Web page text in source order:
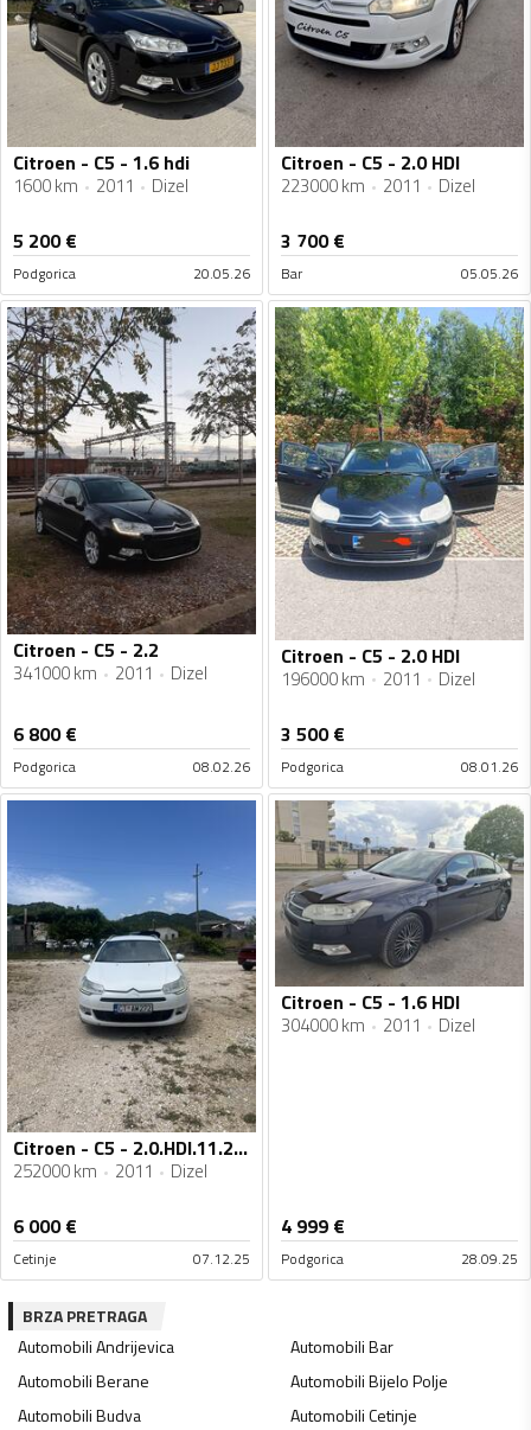
Citroen - C5 - 1.6 hdi
1600 km 2011 Dizel
5 200€
Podgorica 20.05.26
Citroen - C5 - 2.0 HDI
223000 km 2011 Dizel
3 700€
Bar 05.05.26
Citroen - C5 - 2.2
341000 km 2011 Dizel
6 800€
Podgorica 08.02.26
Citroen - C5 - 2.0 HDI
196000 km 2011 Dizel
3 500€
Podgorica 08.01.26
Citroen - C5 - 2.0.HDI.11.2011
252000 km 2011 Dizel
6 000€
Cetinje 07.12.25
Citroen - C5 - 1.6 HDI
304000 km 2011 Dizel
4 999 €
Podgorica 28.09.25
BRZA PRETRAGA
AutomobiliAndrijevica AutomobiliBar
AutomobiliBerane AutomobiliBijelo Polje
AutomobiliBudva AutomobiliCetinje